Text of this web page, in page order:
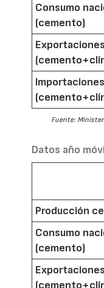
Consumo
(cemento)
Exportaciones
Importaciones
Fuente:
Datos año
Producción
Consumo
(cemento)
Exportaciones